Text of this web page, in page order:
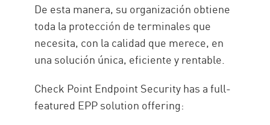
De esta manera, su organización obtiene
toda la protección de terminales que
necesita, con la calidad que merece, en
una solución única, eficiente y rentable.
Check Point Endpoint Security has a full-
featured EPP solution offering: